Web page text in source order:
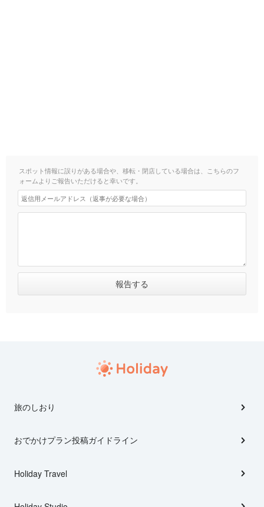
スポット情報に誤りがある場合や、移転・閉店している場合は、こちらのフ
ォームよりご報告いただけると幸いです。
旅のしおり
おでかけプラン投稿ガイドライン
Holiday Travel